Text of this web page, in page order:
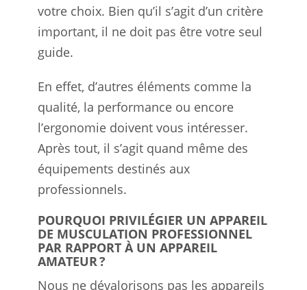
votre choix. Bien qu’il s’agit d’un critère
important, il ne doit pas être votre seul
guide.
En effet, d’autres éléments comme la
qualité, la performance ou encore
l’ergonomie doivent vous intéresser.
Après tout, il s’agit quand même des
équipements destinés aux
professionnels.
POURQUOI PRIVILÉGIER UN APPAREIL
DE MUSCULATION PROFESSIONNEL
PAR RAPPORT À UN APPAREIL
AMATEUR ?
Nous ne dévalorisons pas les appareils